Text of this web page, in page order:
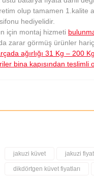
olup tamamen 1.kalite
hediyelidir.
için montaj hizmeti
zarar görmüş ürünler
ağırlığı 31 Kg – 200
bina kapısından teslimli
jakuzi küvet jakuzi
dikdörtgen küvet fiyatları